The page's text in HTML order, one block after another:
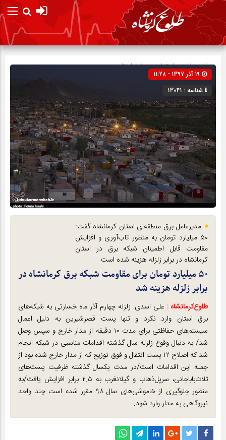
صفحه نخستاجتماعی»اخبار استان
شناسه : 13041
مدیرعامل برق منطقه‌ای استان کرمانشاه گفت:
۵۰ میلیارد تومان به منظور تاب‌آوری و افزایش
مقاومت قابل اطمینان شبکه برق در استان
کرمانشاه در برابر زلزله هزینه شده است
۵۰ میلیارد تومان برای مقاومت شبکه برق کرمانشاه در
برابر زلزله هزینه شد
طلوع‌‌کرمانشاه : علی اسدی: زلزله چهارم آذر ماه خسارتی به شبکه‌های
برق استان وارد نکرد و تنها پست قصرشیرین به دلیل اعمال
سیستم‌های حفاظتی برای مدت ۱۰ دقیقه از مدار خارج و سپس وصل
شد/ به دنبال وقوع زلزله سال گذشته اقدامات مناسبی در شبکه انجام
شد که اصلاح ۱۲ پست انتقال و فوق توزیع که از مدار خارج شده بود از
جمله این اقدامات است/در مدت یکسال گذشته ظرفیت پست‌های
ثلاث‌باباجانی، سرپل‌ذهاب و گیلانغرب به ۲.۵ برابر افزایش یافت/به
منظور جلوگیری از خاموشی‌های سال ۹۸ مقرر شده است چند واحد
نیروگاهی به مدار وارد شود.